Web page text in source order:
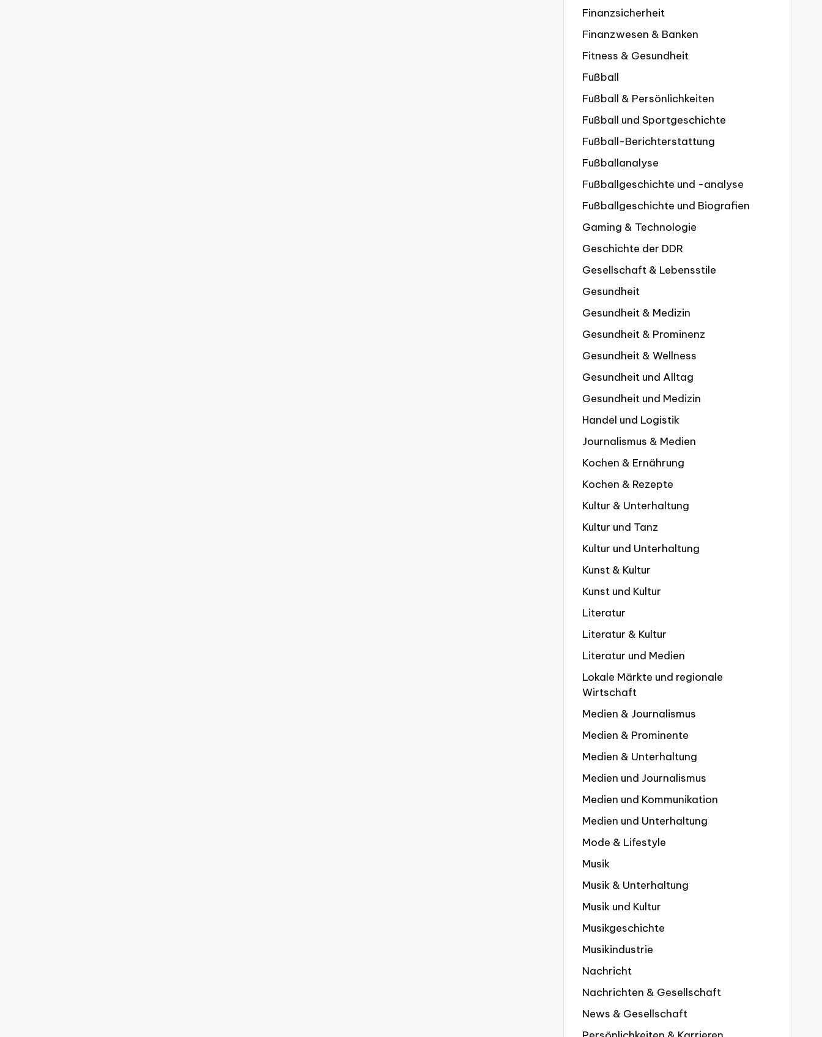
Finanzsicherheit
Finanzwesen & Banken
Fitness & Gesundheit
Fußball
Fußball & Persönlichkeiten
Fußball und Sportgeschichte
Fußball-Berichterstattung
Fußballanalyse
Fußballgeschichte und -analyse
Fußballgeschichte und Biografien
Gaming & Technologie
Geschichte der DDR
Gesellschaft & Lebensstile
Gesundheit
Gesundheit & Medizin
Gesundheit & Prominenz
Gesundheit & Wellness
Gesundheit und Alltag
Gesundheit und Medizin
Handel und Logistik
Journalismus & Medien
Kochen & Ernährung
Kochen & Rezepte
Kultur & Unterhaltung
Kultur und Tanz
Kultur und Unterhaltung
Kunst & Kultur
Kunst und Kultur
Literatur
Literatur & Kultur
Literatur und Medien
Lokale Märkte und regionale
Wirtschaft
Medien & Journalismus
Medien & Prominente
Medien & Unterhaltung
Medien und Journalismus
Medien und Kommunikation
Medien und Unterhaltung
Mode & Lifestyle
Musik
Musik & Unterhaltung
Musik und Kultur
Musikgeschichte
Musikindustrie
Nachricht
Nachrichten & Gesellschaft
News & Gesellschaft